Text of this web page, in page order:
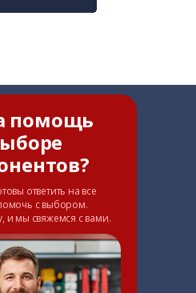
помощь
ответить на все
с выбором.
и мы свяжемся с вами.